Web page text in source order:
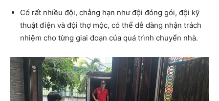
Có rất nhiều đội, chẳng hạn như đội đóng gói, đội kỹ
thuật điện và đội thợ mộc, có thể dễ dàng nhận trách
nhiệm cho từng giai đoạn của quá trình chuyển nhà.